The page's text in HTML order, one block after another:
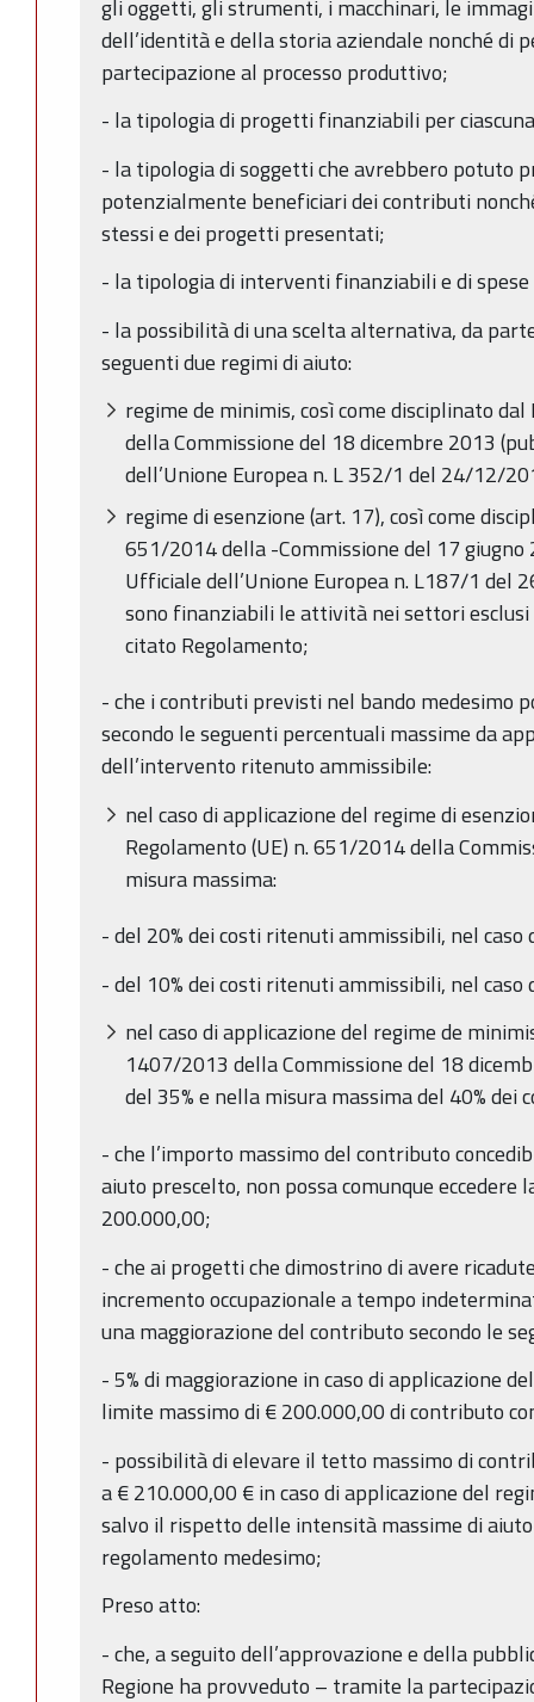
gli oggetti, gli strumenti, i macchinari, le
dell’identità e della storia aziendale nonché di
partecipazione al processo produttivo;
- la tipologia di progetti finanziabili per
- la tipologia di soggetti che avrebbero potuto
potenzialmente beneficiari dei contributi
stessi e dei progetti presentati;
- la tipologia di interventi finanziabili e di
- la possibilità di una scelta alternativa, da
seguenti due regimi di aiuto:
regime de minimis, così come disciplinato
della Commissione del 18 dicembre 2013
dell’Unione Europea n. L 352/1 del 24/12/
regime di esenzione (art. 17), così come
651/2014 della -Commissione del 17
Ufficiale dell’Unione Europea n. L187/1 del
sono finanziabili le attività nei settori
citato Regolamento;
- che i contributi previsti nel bando medesimo
secondo le seguenti percentuali massime da
dell’intervento ritenuto ammissibile:
nel caso di applicazione del regime di
Regolamento (UE) n. 651/2014 della
misura massima:
- del 20% dei costi ritenuti ammissibili, nel caso
- del 10% dei costi ritenuti ammissibili, nel caso
nel caso di applicazione del regime de
1407/2013 della Commissione del 18
del 35% e nella misura massima del 40%
- che l’importo massimo del contributo
aiuto prescelto, non possa comunque eccedere
200.000,00;
- che ai progetti che dimostrino di avere
incremento occupazionale a tempo
una maggiorazione del contributo secondo le
- 5% di maggiorazione in caso di applicazione
limite massimo di € 200.000,00 di contributo
- possibilità di elevare il tetto massimo di
a € 210.000,00 € in caso di applicazione del
salvo il rispetto delle intensità massime di
regolamento medesimo;
Preso atto:
- che, a seguito dell’approvazione e della
Regione ha provveduto – tramite la